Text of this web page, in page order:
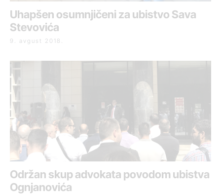
Uhapšen osumnjičeni za ubistvo Sava
Stevovića
9. avgust 2018.
Održan skup advokata povodom ubistva
Ognjanovića